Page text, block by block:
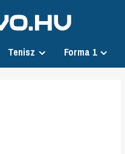
Tenisz Forma 1